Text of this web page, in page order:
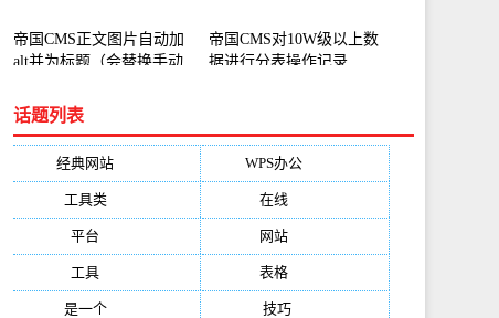
帝国CMS正文图片自动加
alt并为标题（会替换手动
帝国CMS对10W级以上数
据进行分表操作记录
话题列表
经典网站 WPS办公(2513)
工具类(1994) 在线(1987)
平台 网站(1170)
工具 表格(1052)
是一个(1026) 技巧